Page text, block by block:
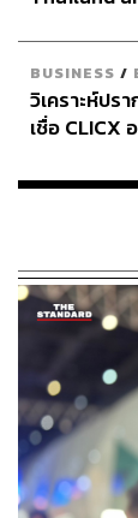
BUSINESS /
วิเคราะห์ป
เชื่อ CLICX
เรือนไทยที่ถู